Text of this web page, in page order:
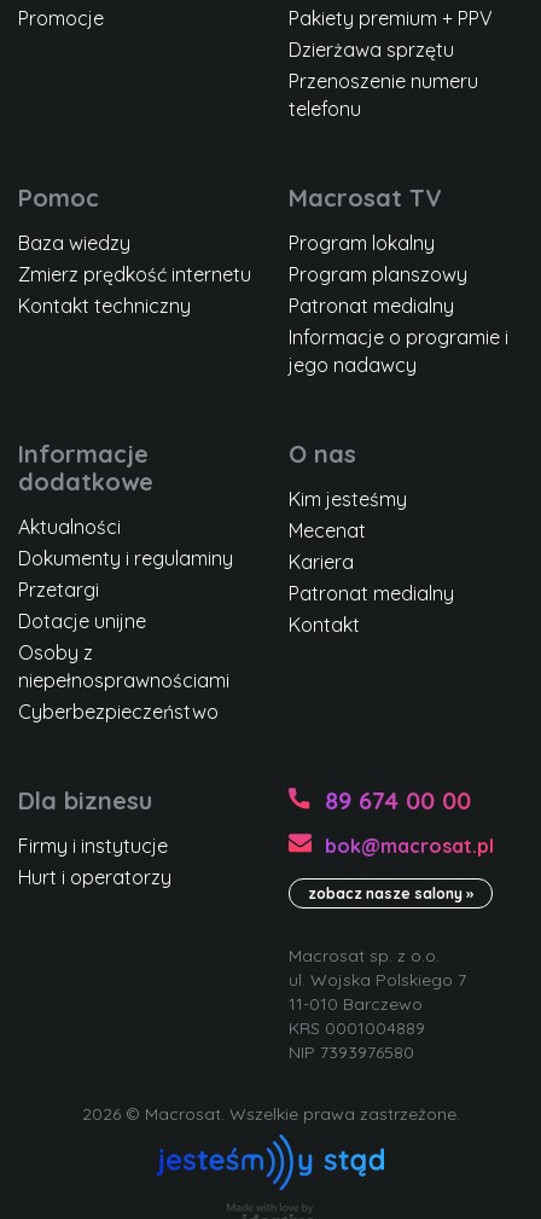
Promocje
Pakiety premium + PPV
Dzierżawa sprzętu
Przenoszenie numeru
telefonu
Pomoc
Baza wiedzy
Zmierz prędkość internetu
Kontakt techniczny
Macrosat TV
Program lokalny
Program planszowy
Patronat medialny
Informacje o programie i
jego nadawcy
Informacje
dodatkowe
Aktualności
Dokumenty i regulaminy
Przetargi
Dotacje unijne
Osoby z
niepełnosprawnościami
Cyberbezpieczeństwo
O nas
Kim jesteśmy
Mecenat
Kariera
Patronat medialny
Kontakt
Dla biznesu
Firmy i instytucje
Hurt i operatorzy
89 674 00 00
bok@macrosat.pl
zobacz nasze salony »
Macrosat sp. z o.o.
ul. Wojska Polskiego 7
11-010 Barczewo
KRS 0001004889
NIP 7393976580
2026 © Macrosat. Wszelkie prawa zastrzeżone.